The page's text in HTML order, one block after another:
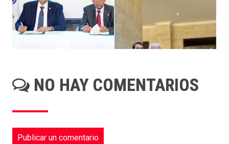
NO HAY COMENTARIOS
Publicar un comentario